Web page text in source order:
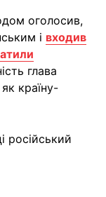
оголосив,
і входив
глава
країну-
російський
Whatsapp
у Messenger
у LinkedIn